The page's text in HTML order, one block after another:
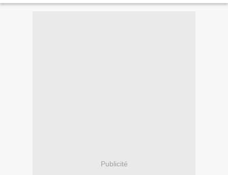
Publicité